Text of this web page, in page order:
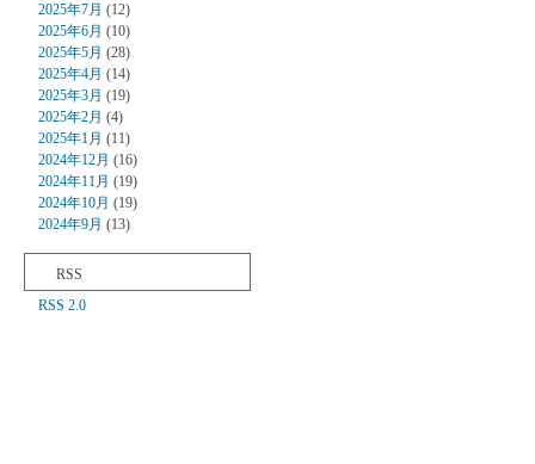
2025年7月 (12)
2025年6月 (10)
2025年5月 (28)
2025年4月 (14)
2025年3月 (19)
2025年2月 (4)
2025年1月 (11)
2024年12月 (16)
2024年11月 (19)
2024年10月 (19)
2024年9月 (13)
RSS
RSS 2.0